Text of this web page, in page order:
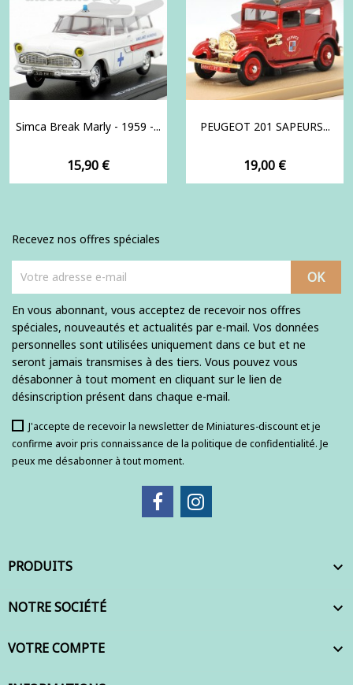
Simca Break Marly - 1959 -...
Prix
15,90 €
PEUGEOT 201 SAPEURS...
Prix
19,00 €
Recevez nos offres spéciales
En vous abonnant, vous acceptez de recevoir nos offres
spéciales, nouveautés et actualités par e-mail. Vos données
personnelles sont utilisées uniquement dans ce but et ne
seront jamais transmises à des tiers. Vous pouvez vous
désabonner à tout moment en cliquant sur le lien de
désinscription présent dans chaque e-mail.
J'accepte de recevoir la newsletter de Miniatures-discount et je
confirme avoir pris connaissance de la politique de confidentialité. Je
peux me désabonner à tout moment.
PRODUITS 
NOTRE SOCIÉTÉ 
VOTRE COMPTE 